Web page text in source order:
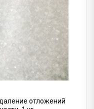
отложений